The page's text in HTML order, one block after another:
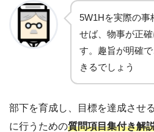
5W1Hを実際の事
せば、物事が正
す。趣旨が明確
きるでしょう
部下を育成し、目標を達成させ
に行うための質問項目集付き解